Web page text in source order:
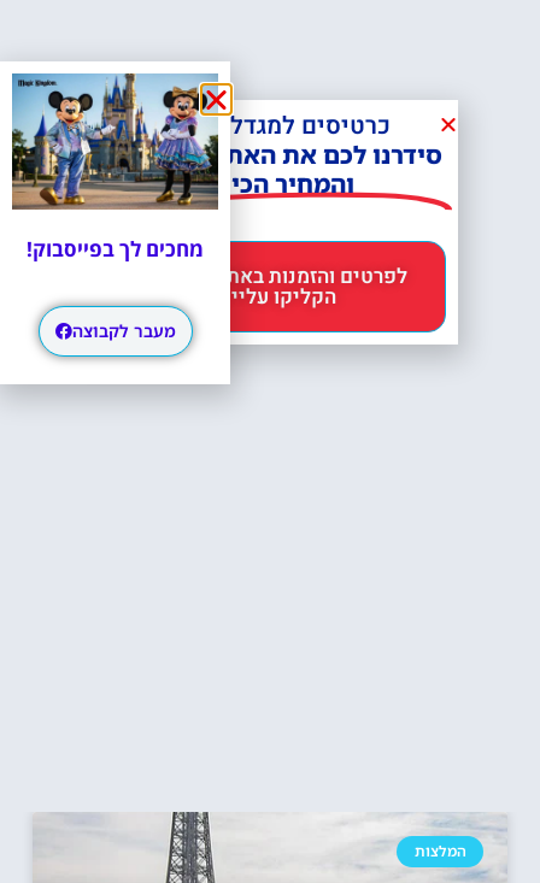
המלצות
כרטיסים למגדל אייפל?
סידרנו לכם את האתר הכי אמין -
והמחיר הכי זול!
הקליקו עליי 😊
מחכים לך בפייסבוק!
מעבר לקבוצה